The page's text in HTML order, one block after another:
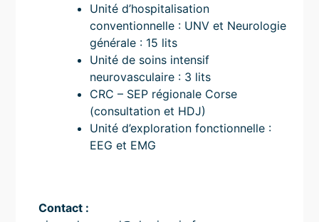
Unité d’hospitalisation
conventionnelle : UNV et Neurologie
générale : 15 lits
Unité de soins intensif
neurovasculaire : 3 lits
CRC – SEP régionale Corse
(consultation et HDJ)
Unité d’exploration fonctionnelle :
EEG et EMG
Contact :